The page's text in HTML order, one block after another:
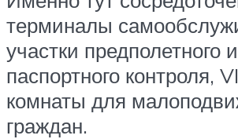
терминалы
участки предполетного и
паспортного контроля,
комнаты для
граждан.